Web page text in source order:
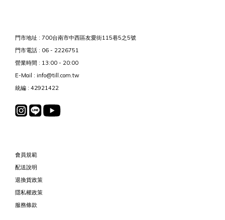
門市地址 : 700台南市中西區友愛街115巷5之5號
門市電話 : 06 - 2226751
營業時間 : 13:00 - 20:00
E-Mail : info@till.com.tw
統編 : 42921422
會員規範
配送說明
退換貨政策
隱私權政策
服務條款